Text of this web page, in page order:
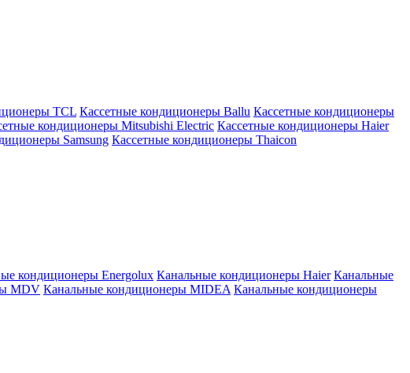
TCL Кассетные кондиционеры Ballu Кассетные кондиционеры
кондиционеры Mitsubishi Electric Кассетные кондиционеры Haier
Samsung Кассетные кондиционеры Thaicon
кондиционеры Energolux Канальные кондиционеры Haier Канальные
MDV Канальные кондиционеры MIDEA Канальные кондиционеры